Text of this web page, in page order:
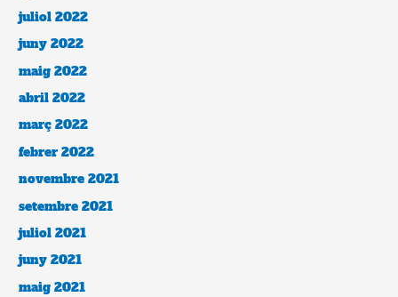
juliol 2022
juny 2022
maig 2022
abril 2022
març 2022
febrer 2022
novembre 2021
setembre 2021
juliol 2021
juny 2021
maig 2021